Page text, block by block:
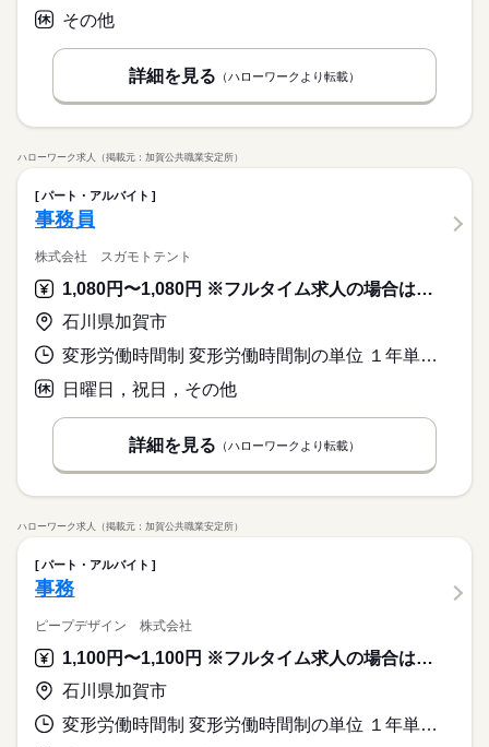
その他
詳細を見る （ハローワークより転載）
ハローワーク求人（掲載元：加賀公共職業安定所）
パート・アルバイト
事務員
株式会社 スガモトテント
1,080円〜1,080円 ※フルタイム求人の場合は月額（換算額）、パート求人の場合は時間額を表示しています。
石川県加賀市
変形労働時間制 変形労働時間制の単位 １年単位 又は 8時30分〜17時30分の時間の間の6時間程度 就業時間に関する特記事項 就業時間は相談に応じます。
日曜日，祝日，その他
詳細を見る （ハローワークより転載）
ハローワーク求人（掲載元：加賀公共職業安定所）
パート・アルバイト
事務
ピープデザイン 株式会社
1,100円〜1,100円 ※フルタイム求人の場合は月額（換算額）、パート求人の場合は時間額を表示しています。
石川県加賀市
変形労働時間制 変形労働時間制の単位 １年単位 就業時間１ 9時00分〜16時00分 就業時間２ 10時00分〜17時00分 又は 9時00分〜17時30分の時間の間の5時間程度 就業時間に関する特記事項 ※５時間程度の勤務の場合は、休憩３０分